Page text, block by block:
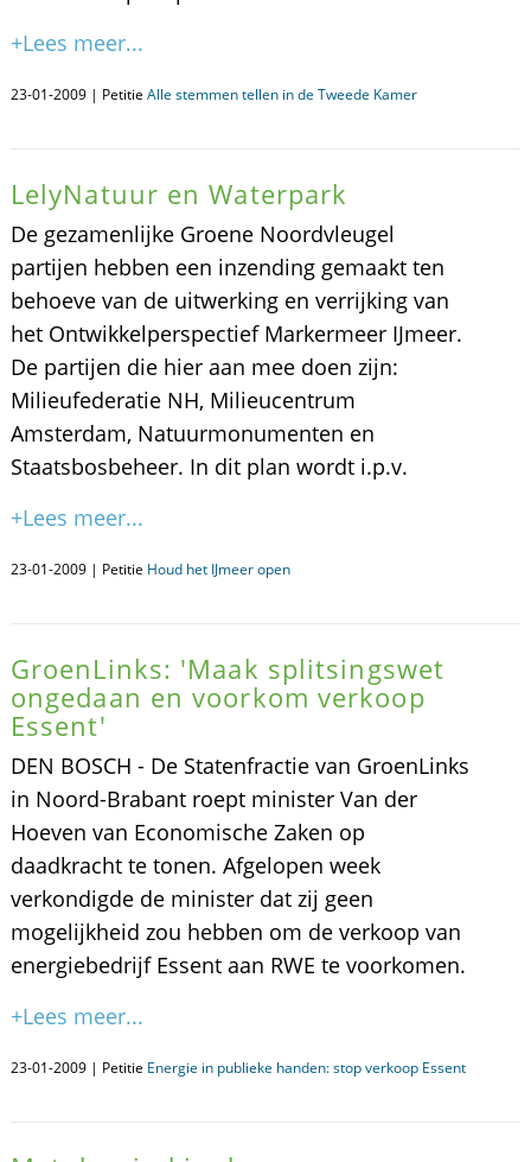
+Lees meer...
23-01-2009 | Petitie Alle stemmen tellen in de Tweede Kamer
LelyNatuur en Waterpark
De gezamenlijke Groene Noordvleugel
partijen hebben een inzending gemaakt ten
behoeve van de uitwerking en verrijking van
het Ontwikkelperspectief Markermeer IJmeer.
De partijen die hier aan mee doen zijn:
Milieufederatie NH, Milieucentrum
Amsterdam, Natuurmonumenten en
Staatsbosbeheer. In dit plan wordt i.p.v.
+Lees meer...
23-01-2009 | Petitie Houd het IJmeer open
GroenLinks: 'Maak splitsingswet
ongedaan en voorkom verkoop
Essent'
DEN BOSCH - De Statenfractie van GroenLinks
in Noord-Brabant roept minister Van der
Hoeven van Economische Zaken op
daadkracht te tonen. Afgelopen week
verkondigde de minister dat zij geen
mogelijkheid zou hebben om de verkoop van
energiebedrijf Essent aan RWE te voorkomen.
+Lees meer...
23-01-2009 | Petitie Energie in publieke handen: stop verkoop Essent